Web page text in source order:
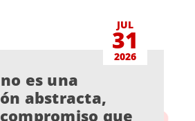
JUL
31
2026
es una
abstracta,
que